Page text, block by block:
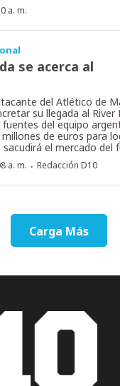
a. m.
se acerca al
del Atlético de
su llegada al River
del equipo
de euros para
el mercado del
a. m. · Redacción D10
Carga Más